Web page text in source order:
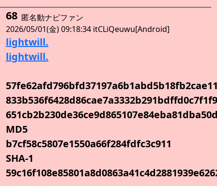
68 匿名動ナビファン
2026/05/01(金) 09:18:34 itCLiQeuwu[Android]
lightwill.
lightwill.
MD5
b7cf58c5807e1550a66f284fdfc3c911
SHA-1